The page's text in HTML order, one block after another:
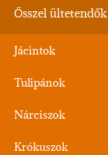
Ősszel ültetendők
Jácintok
Tulipánok
Nárciszok
Krókuszok